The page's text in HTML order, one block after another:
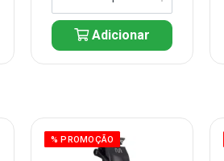
Adicionar
% PROMOÇÃO